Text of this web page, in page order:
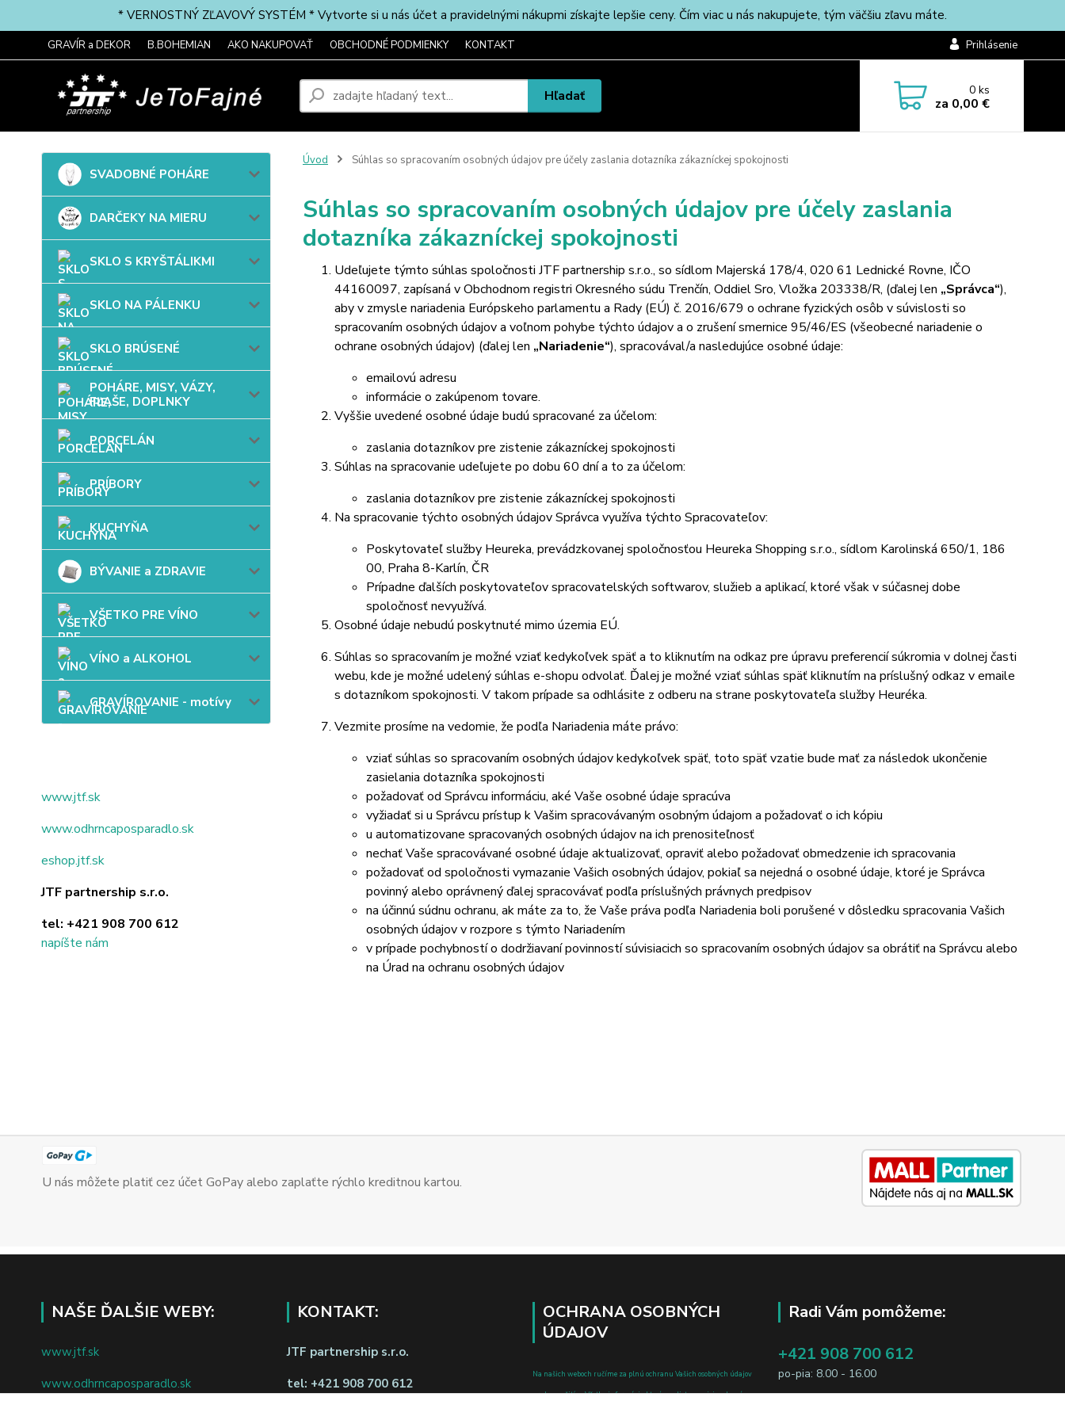
* VERNOSTNÝ ZĽAVOVÝ SYSTÉM * Vytvorte si u nás účet a pravidelnými nákupmi získajte lepšie ceny. Čím viac u nás nakupujete, tým väčšiu zľavu máte.
GRAVÍR a DEKOR B.BOHEMIAN AKO NAKUPOVAŤ OBCHODNÉ PODMIENKY KONTAKT Prihlásenie
Hľadať 0ks
za 0,00 €
SVADOBNÉ POHÁRE
DARČEKY NA MIERU
SKLO S KRYŠTÁLIKMI
SKLO NA PÁLENKU
SKLO BRÚSENÉ
POHÁRE, MISY, VÁZY,
FĽAŠE, DOPLNKY
PORCELÁN
PRÍBORY
KUCHYŇA
BÝVANIE a ZDRAVIE
VŠETKO PRE VÍNO
VÍNO a ALKOHOL
GRAVÍROVANIE - motívy
www.jtf.sk
www.odhrncaposparadlo.sk
eshop.jtf.sk
JTF partnership s.r.o.
tel: +421 908 700 612
napíšte nám
Úvod Súhlas so spracovaním osobných údajov pre účely zaslania dotazníka zákazníckej spokojnosti
Súhlas so spracovaním osobných údajov pre účely zaslania
dotazníka zákazníckej spokojnosti
Udeľujete týmto súhlas spoločnosti JTF partnership s.r.o., so sídlom Majerská 178/4, 020 61 Lednické Rovne, IČO
44160097, zapísaná v Obchodnom registri Okresného súdu Trenčín, Oddiel Sro, Vložka 203338/R, (ďalej len „Správca“),
aby v zmysle nariadenia Európskeho parlamentu a Rady (EÚ) č. 2016/679 o ochrane fyzických osôb v súvislosti so
spracovaním osobných údajov a voľnom pohybe týchto údajov a o zrušení smernice 95/46/ES (všeobecné nariadenie o
ochrane osobných údajov) (ďalej len „Nariadenie“), spracovával/a nasledujúce osobné údaje:
emailovú adresu
informácie o zakúpenom tovare.
Vyššie uvedené osobné údaje budú spracované za účelom:
zaslania dotazníkov pre zistenie zákazníckej spokojnosti
Súhlas na spracovanie udeľujete po dobu 60 dnía to za účelom:
zaslania dotazníkov pre zistenie zákazníckej spokojnosti
Na spracovanie týchto osobných údajov Správca využíva týchto Spracovateľov:
Poskytovateľ služby Heureka, prevádzkovanej spoločnosťou Heureka Shopping s.r.o., sídlom Karolinská 650/1, 186
00, Praha 8-Karlín, ČR
Prípadne ďalších poskytovateľov spracovatelských softwarov, služieb a aplikací, ktoré však v súčasnej dobe
spoločnosť nevyužívá.
Osobné údaje nebudú poskytnuté mimo územia EÚ.
Súhlas so spracovaním je možné vziať kedykoľvek späť a to kliknutím na odkaz pre úpravu preferencií súkromia v dolnej časti
webu, kde je možné udelený súhlas e-shopu odvolať. Ďalej je možné vziať súhlas späť kliknutím na príslušný odkaz v emaile
s dotazníkom spokojnosti. V takom prípade sa odhlásite z odberu na strane poskytovateľa služby Heuréka.
Vezmite prosíme na vedomie, že podľa Nariadenia máte právo:
vziať súhlas so spracovaním osobných údajov kedykoľvek späť, toto späť vzatie bude mať za následok ukončenie
zasielania dotazníka spokojnosti
požadovať od Správcu informáciu, aké Vaše osobné údaje spracúva
vyžiadať si u Správcu prístup k Vašim spracovávaným osobným údajom a požadovať o ich kópiu
u automatizovane spracovaných osobných údajov na ich prenositeľnosť
nechať Vaše spracovávané osobné údaje aktualizovať, opraviť alebo požadovať obmedzenie ich spracovania
požadovať od spoločnosti vymazanie Vašich osobných údajov, pokiaľ sa nejedná o osobné údaje, ktoré je Správca
povinný alebo oprávnený ďalej spracovávať podľa príslušných právnych predpisov
na účinnú súdnu ochranu, ak máte za to, že Vaše práva podľa Nariadenia boli porušené v dôsledku spracovania Vašich
osobných údajov v rozpore s týmto Nariadením
v prípade pochybností o dodržiavaní povinností súvisiacich so spracovaním osobných údajov sa obrátiť na Správcu alebo
na Úrad na ochranu osobných údajov
U nás môžete platiť cez účet GoPay alebo zaplaťte rýchlo kreditnou kartou.
NAŠE ĎALŠIE WEBY:
www.jtf.sk
www.odhrncaposparadlo.sk
KONTAKT:
JTF partnership s.r.o.
tel: +421 908 700 612
OCHRANA OSOBNÝCH
ÚDAJOV
Na našich weboch ručíme za plnú ochranu Vašich osobných údajov
pred zneužitím. Všetky informácie, ktoré uvediete o svojej osobe, sú
Radi Vám pomôžeme:
+421 908 700 612
po-pia: 8.00 - 16.00